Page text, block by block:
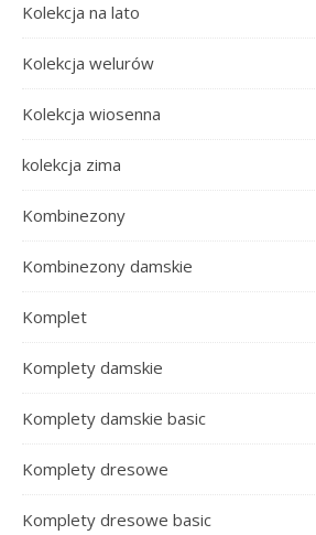
Kolekcja na lato
Kolekcja welurów
Kolekcja wiosenna
kolekcja zima
Kombinezony
Kombinezony damskie
Komplet
Komplety damskie
Komplety damskie basic
Komplety dresowe
Komplety dresowe basic